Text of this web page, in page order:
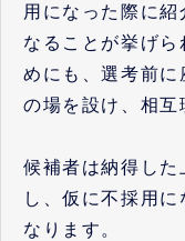
用になった際に紹
なることが挙げ
めにも、選考前
の場を設け、相互
候補者は納得した
し、仮に不採用に
なります。